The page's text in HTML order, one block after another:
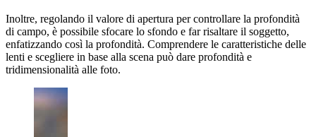
Inoltre, regolando il valore di apertura per controllare la profondità
di campo, è possibile sfocare lo sfondo e far risaltare il soggetto,
enfatizzando così la profondità. Comprendere le caratteristiche delle
lenti e scegliere in base alla scena può dare profondità e
tridimensionalità alle foto.